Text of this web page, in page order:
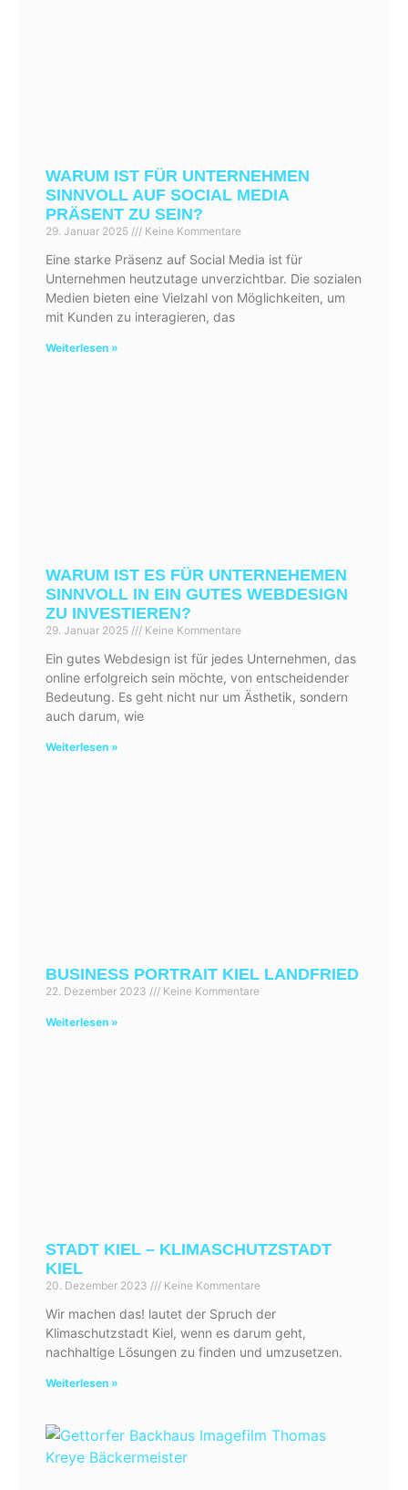
WARUM IST FÜR UNTERNEHMEN
SINNVOLL AUF SOCIAL MEDIA
PRÄSENT ZU SEIN?
29. Januar 2025 Keine Kommentare
Eine starke Präsenz auf Social Media ist für
Unternehmen heutzutage unverzichtbar. Die sozialen
Medien bieten eine Vielzahl von Möglichkeiten, um
mit Kunden zu interagieren, das
Weiterlesen »
WARUM IST ES FÜR UNTERNEHEMEN
SINNVOLL IN EIN GUTES WEBDESIGN
ZU INVESTIEREN?
29. Januar 2025 Keine Kommentare
Ein gutes Webdesign ist für jedes Unternehmen, das
online erfolgreich sein möchte, von entscheidender
Bedeutung. Es geht nicht nur um Ästhetik, sondern
auch darum, wie
Weiterlesen »
BUSINESS PORTRAIT KIEL LANDFRIED
22. Dezember 2023 Keine Kommentare
Weiterlesen »
STADT KIEL – KLIMASCHUTZSTADT
KIEL
20. Dezember 2023 Keine Kommentare
Wir machen das! lautet der Spruch der
Klimaschutzstadt Kiel, wenn es darum geht,
nachhaltige Lösungen zu finden und umzusetzen.
Weiterlesen »